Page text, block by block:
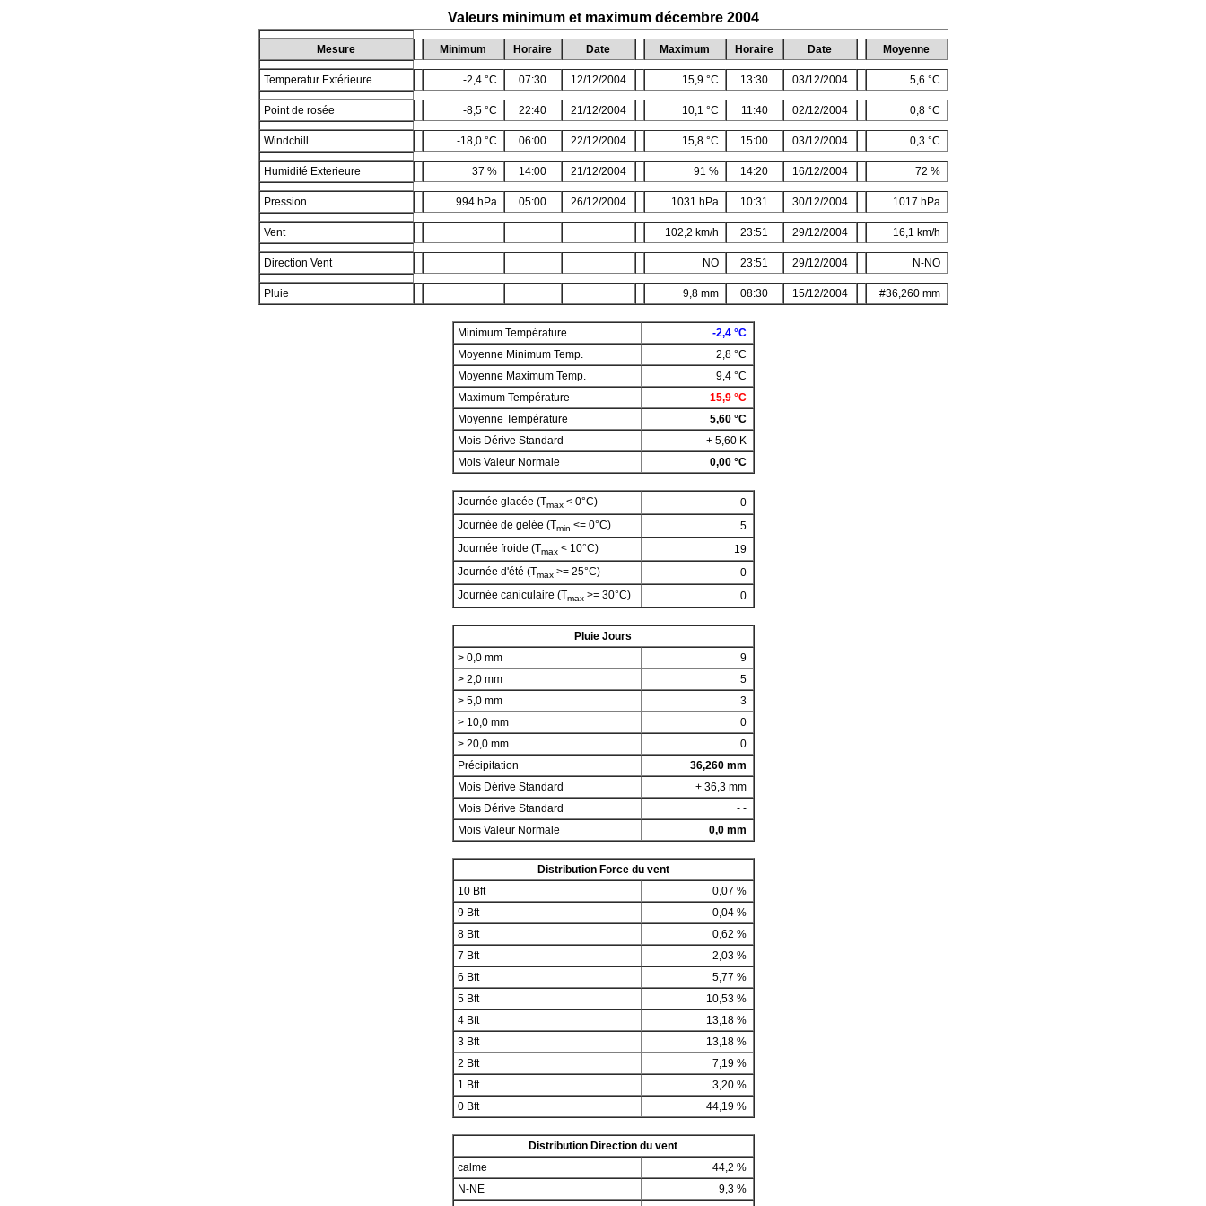
Valeurs minimum et maximum décembre 2004
Mesure Minimum Horaire Date Maximum Horaire Date Moyenne
Temperatur Extérieure -2,4 °C 07:30 12/12/2004 15,9 °C 13:30 03/12/2004 5,6 °C
Point de rosée -8,5 °C 22:40 21/12/2004 10,1 °C 11:40 02/12/2004 0,8 °C
Windchill -18,0 °C 06:00 22/12/2004 15,8 °C 15:00 03/12/2004 0,3 °C
Humidité Exterieure 37 % 14:00 21/12/2004 91 % 14:20 16/12/2004 72 %
Pression 994 hPa 05:00 26/12/2004 1031 hPa 10:31 30/12/2004 1017 hPa
Vent 102,2 km/h 23:51 29/12/2004 16,1 km/h
Direction Vent NO 23:51 29/12/2004 N-NO
Pluie 9,8 mm 08:30 15/12/2004 #36,260 mm
Minimum Température
-2,4 °C
Moyenne Minimum Temp.
2,8 °C
Moyenne Maximum Temp.
9,4 °C
Maximum Température
15,9 °C
Moyenne Température
5,60 °C
Mois Dérive Standard
+ 5,60 K
Mois Valeur Normale
0,00 °C
Journée glacée (Tmax< 0°C)
0
Journée de gelée (Tmin <= 0°C)
5
Journée froide (Tmax< 10°C)
19
Journée d'été (Tmax>= 25°C)
0
Journée caniculaire (Tmax>= 30°C) 0
Pluie Jours
> 0,0 mm
9
> 2,0 mm
5
> 5,0 mm
3
> 10,0 mm
0
> 20,0 mm
0
Précipitation
36,260 mm
Mois Dérive Standard
+ 36,3 mm
Mois Dérive Standard
- -
Mois Valeur Normale
0,0 mm
Distribution Force du vent
10 Bft
0,07 %
9 Bft
0,04 %
8 Bft
0,62 %
7 Bft
2,03 %
6 Bft
5,77 %
5 Bft
10,53 %
4 Bft
13,18 %
3 Bft
13,18 %
2 Bft
7,19 %
1 Bft
3,20 %
0 Bft
44,19 %
Distribution Direction du vent
calme
44,2 %
N-NE
9,3 %